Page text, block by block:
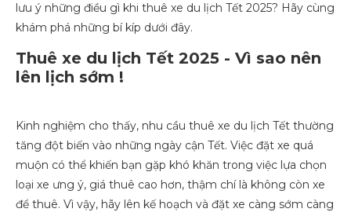
lưu ý những điều gì khi thuê xe du lịch Tết 2025? Hãy cùng
khám phá những bí kíp dưới đây.
Thuê xe du lịch Tết 2025 - Vì sao nên
lên lịch sớm !
Kinh nghiệm cho thấy, nhu cầu thuê xe du lịch Tết thường
tăng đột biến vào những ngày cận Tết. Việc đặt xe quá
muộn có thể khiến bạn gặp khó khăn trong việc lựa chọn
loại xe ưng ý, giá thuê cao hơn, thậm chí là không còn xe
để thuê. Vì vậy, hãy lên kế hoạch và đặt xe càng sớm càng